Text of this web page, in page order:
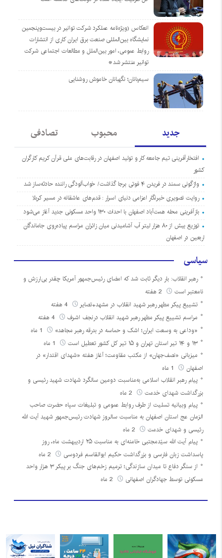
انعکاس (ویژه‌نامه عملکرد شرکت توانیر در بیست‌وپنجمین
نمایشگاه بین‌المللی صنعت برق ایران کاری از انتشارات
روابط عمومی، امور بین‌الملل و مطالعات اجتماعی شرکت
توانیر منتشر شد*
سیم‌بانان؛ نگهبانان خاموش روشنایی
جدید محبوب تصادفی
افتخارآفرینی تیم جامعه کار و تولید اصفهان در رقابت‌های ملی قرآن کریم کارگران
کشور
واژگونی سمند در فریدن ۴ فوتی برجا گذاشت/ خواب‌آلودگی راننده حادثه‌ساز شد
روایت تصویری خبرنگار اعزامی دنیای اسرار : قدم‌های عاشقانه در مسیر کربلا
بازآفرینی محله همت‌آباد اصفهان با احداث ۱۳۰ واحد مسکونی جدید آغاز می‌شود
توزیع بیش از ۸۰ هزار لیتر آب آشامیدنی میان زائران مراسم پیاده‌روی جاماندگان
اربعین در اصفهان
سیاسی
رهبر انقلاب: بار دیگر ثابت شد که امضای رئیس‌جمهور آمریکا چقدر بی‌ارزش و
نامعتبر است
تشییع پیکر مطهر رهبر شهید انقلاب در مشهد+تصایر
مراسم تشییع پیکر مطهر رهبر شهید انقلاب درنجف اشرف
«وداعی به وسعت ایران؛ اشک و حماسه در بدرقه رهبر مجاهد»
۱۳ و ۱۴ تیر استان تهران و ۱۵ تیر کل کشور تعطیل است
میزبانی «نصف‌جهان» از مکتب مقاومت؛ آغاز هفته «شهدای اقتدار» در
اصفهان
پیام رهبر انقلاب اسلامی به‌مناسبت دومین سالگرد شهادت شهید رئیسی و
بزرگداشت شهدای خدمت
پیام وبیانیه تسلیت از طرف روابط عمومی و تبلیغات سپاه حضرت صاحب
الزمان عج استان اصفهان به مناسبت سالروز شهادت رئیس‌جمهور شهید آیت الله
رئیسی و شهدای خدمت
پیام آیت الله سیّدمجتبی خامنه‌ای به مناسبت ۲۵ اردیبهشت ماه، روز
پاسداشت زبان فارسی و بزرگداشت حکیم ابوالقاسم فردوسی
از سنگر دفاع تا میدان سازندگی؛ ترمیم زخم‌های جنگ بر پیکر ۳ هزار واحد
مسکونی توسط جهادگران اصفهانی